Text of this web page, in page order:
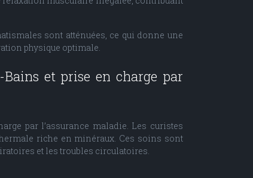
sont atténuées, ce qui donne une
physique optimale.
et prise en charge par
par l’assurance maladie. Les curistes
riche en minéraux. Ces soins sont
et les troubles circulatoires.